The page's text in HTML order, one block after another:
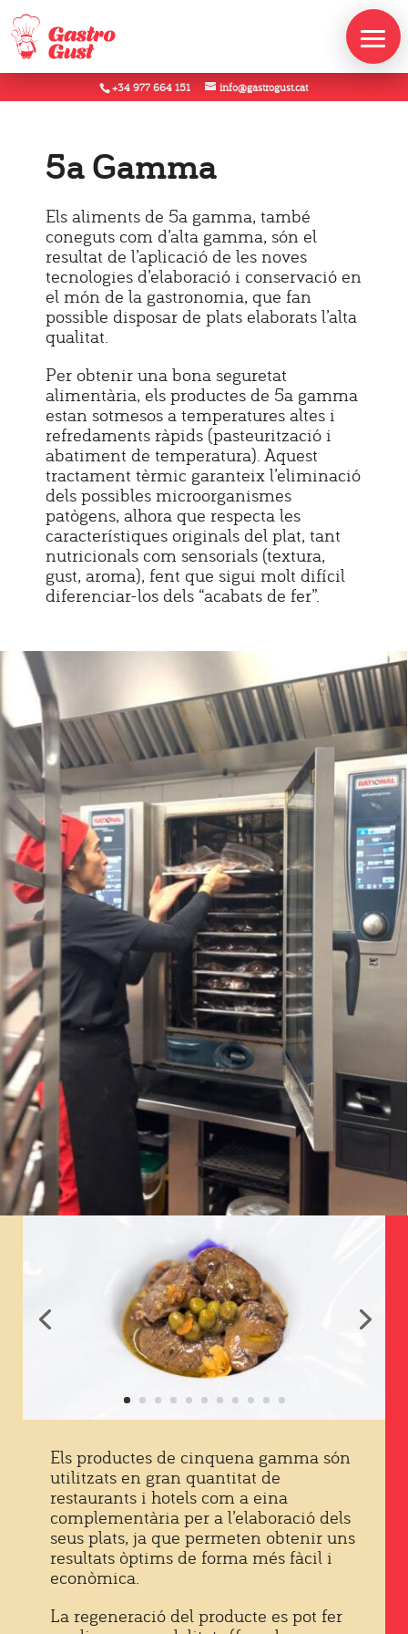
+34 977 664 151 info@gastrogust.cat
5a Gamma
Els aliments de 5a gamma, també
coneguts com d’alta gamma, són el
resultat de l’aplicació de les noves
tecnologies d’elaboració i conservació en
el món de la gastronomia, que fan
possible disposar de plats elaborats l’alta
qualitat.
Per obtenir una bona seguretat
alimentària, els productes de 5a gamma
estan sotmesos a temperatures altes i
refredaments ràpids (pasteurització i
abatiment de temperatura). Aquest
tractament tèrmic garanteix l’eliminació
dels possibles microorganismes
patògens, alhora que respecta les
característiques originals del plat, tant
nutricionals com sensorials (textura,
gust, aroma), fent que sigui molt difícil
diferenciar-los dels “acabats de fer”.
Els productes de cinquena gamma són
utilitzats en gran quantitat de
restaurants i hotels com a eina
complementària per a l’elaboració dels
seus plats, ja que permeten obtenir uns
resultats òptims de forma més fàcil i
econòmica.
La regeneració del producte es pot fer